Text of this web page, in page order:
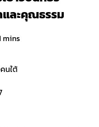
ละคุณธรรม
mins
นใต้